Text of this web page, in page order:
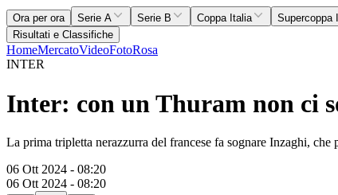
Ora per ora Serie A Serie B Coppa Italia Supercoppa
Risultati e Classifiche
HomeMercatoVideoFotoRosa
INTER
Inter: con un Thuram non ci
La prima tripletta nerazzurra del francese fa sognare Inzaghi,
06 Ott 2024 - 08:20
06 Ott 2024 - 08:20